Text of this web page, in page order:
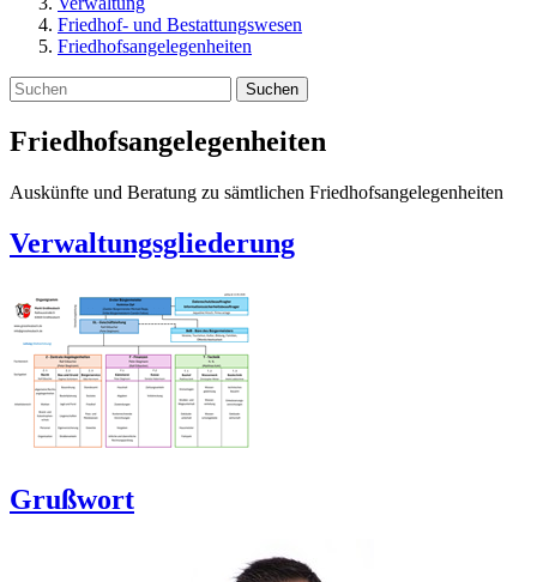
Friedhof- und Bestattungswesen
Friedhofsangelegenheiten
Suchen
Friedhofsangelegenheiten
Auskünfte und Beratung zu sämtlichen Friedhofsangelegenheiten
Verwaltungsgliederung
Grußwort